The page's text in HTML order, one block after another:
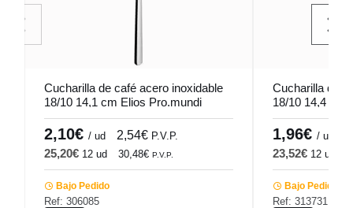
Cucharilla de café acero inoxidable
18/10 14,1 cm Elios Pro.mundi
2,10€ / ud 2,54€ P.V.P.
25,20€ 12 ud 30,48€ P.V.P.
Bajo Pedido
Ref: 306085
Cucharilla de
18/10 14,4 cm
Pro.mundi
1,96€ / ud
23,52€ 12 ud
Bajo Pedido
Ref: 313731